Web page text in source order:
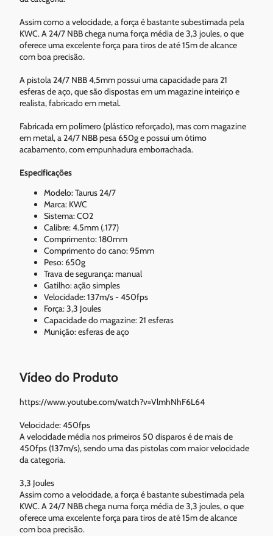
Assim como a velocidade, a força é bastante subestimada pela
KWC. A 24/7 NBB chega numa força média de 3,3 joules, o que
oferece uma excelente força para tiros de até 15m de alcance
com boa precisão.
A pistola 24/7 NBB 4,5mm possui uma capacidade para 21
esferas de aço, que são dispostas em um magazine inteiriço e
realista, fabricado em metal.
Fabricada em polímero (plástico reforçado), mas com magazine
em metal, a 24/7 NBB pesa 650g e possui um ótimo
acabamento, com empunhadura emborrachada.
Especificações
Modelo: Taurus 24/7
Marca: KWC
Sistema: CO2
Calibre: 4.5mm (.177)
Comprimento: 180mm
Comprimento do cano: 95mm
Peso: 650g
Trava de segurança: manual
Gatilho: ação simples
Velocidade: 137m/s - 450fps
Força: 3,3 Joules
Capacidade do magazine: 21 esferas
Munição: esferas de aço
Vídeo do Produto
https://www.youtube.com/watch?v=VlmhNhF6L64
Velocidade: 450fps
A velocidade média nos primeiros 50 disparos é de mais de
450fps (137m/s), sendo uma das pistolas com maior velocidade
da categoria.
3,3 Joules
Assim como a velocidade, a força é bastante subestimada pela
KWC. A 24/7 NBB chega numa força média de 3,3 joules, o que
oferece uma excelente força para tiros de até 15m de alcance
com boa precisão.